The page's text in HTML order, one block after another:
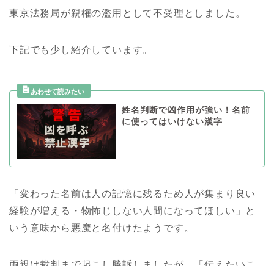
東京法務局が親権の濫用として不受理としました。
下記でも少し紹介しています。
姓名判断で凶作用が強い！名前
に使ってはいけない漢字
「変わった名前は人の記憶に残るため人が集まり良い
経験が増える・物怖じしない人間になってほしい」と
いう意味から悪魔と名付けたようです。